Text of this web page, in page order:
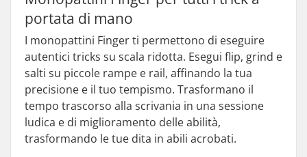
portata di mano
I monopattini Finger ti permettono di eseguire
autentici tricks su scala ridotta. Esegui flip, grind e
salti su piccole rampe e rail, affinando la tua
precisione e il tuo tempismo. Trasformano il
tempo trascorso alla scrivania in una sessione
ludica e di miglioramento delle abilità,
trasformando le tue dita in abili acrobati.